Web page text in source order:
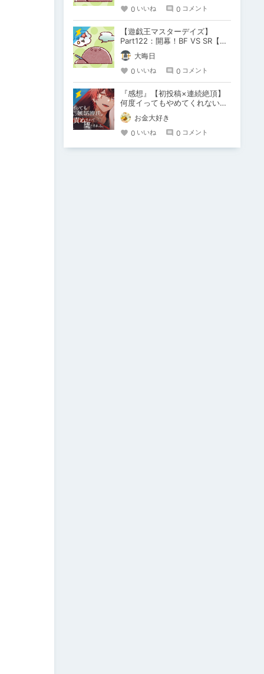
0 いいね 0 コメント
【遊戯王マスターデイズ】
Part122：開幕！BF VS SR【架
空デュエル】
大晦日
0 いいね 0 コメント
『感想』【初投稿×連続絶頂】
何度イってもやめてくれない嫉
妬彼氏に激責めされて堕とされ
る。お金大好き
0 いいね 0 コメント